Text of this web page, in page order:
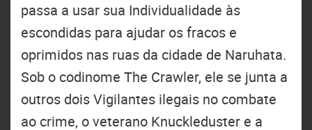
passa a usar sua Individualidade às
escondidas para ajudar os fracos e
oprimidos nas ruas da cidade de Naruhata.
Sob o codinome The Crawler, ele se junta a
outros dois Vigilantes ilegais no combate
ao crime, o veterano Knuckleduster e a